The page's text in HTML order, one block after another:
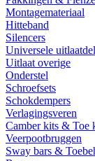
Montagemateriaal
Hitteband
Silencers
Universele
Uitlaat overige
Onderstel
Schroefsets
Schokdempers
Verlagingsveren
Camber kits & Toe
Veerpootbruggen
Sway bars &